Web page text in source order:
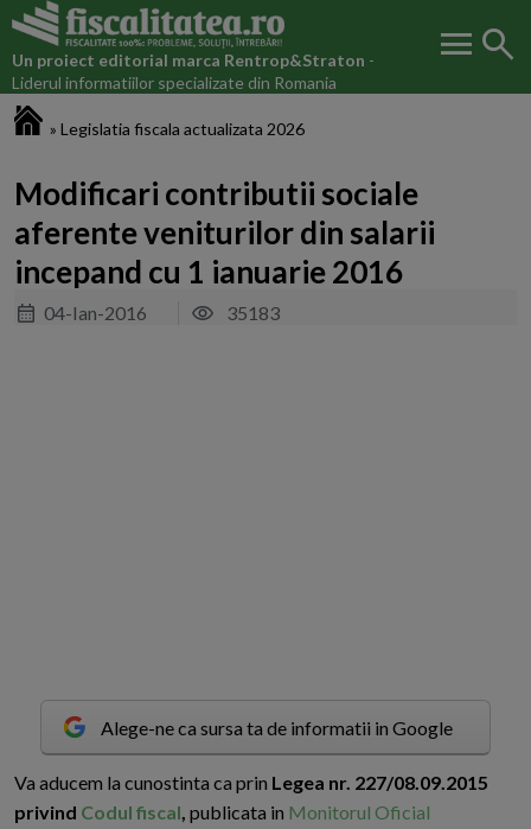
Un proiect editorial marca Rentrop&Straton -
Liderul informatiilor specializate din Romania
menu search
» Legislatia fiscala actualizata 2026
Modificari contributii sociale
aferente veniturilor din salarii
incepand cu 1 ianuarie 2016
04-Ian-2016 35183
Alege-ne ca sursa ta de informatii in Google
Va aducem la cunostinta ca prin Legea nr. 227/08.09.2015
privind Codul fiscal, publicata in Monitorul Oficial